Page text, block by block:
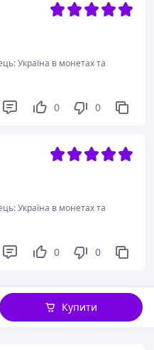
Україна в монетах та
0 0
Україна в монетах та
0 0
Купити